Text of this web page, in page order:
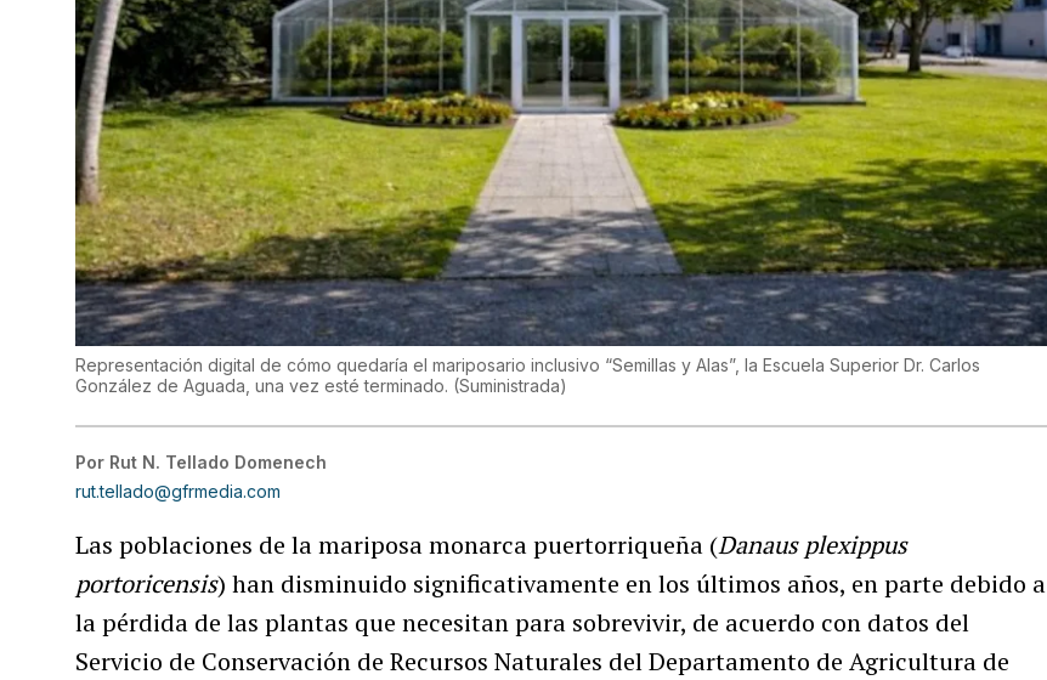
Representación digital de cómo quedaría el mariposario inclusivo “Semillas y Alas”, la Escuela Superior Dr. Carlos
González de Aguada, una vez esté terminado. (Suministrada)
Por Rut N. Tellado Domenech
rut.tellado@gfrmedia.com
Las poblaciones de la mariposa monarca puertorriqueña (Danaus plexippus
portoricensis) han disminuido significativamente en los últimos años, en parte debido a
la pérdida de las plantas que necesitan para sobrevivir, de acuerdo con datos del
Servicio de Conservación de Recursos Naturales del Departamento de Agricultura de